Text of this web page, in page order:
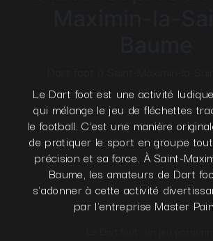
Le Dart foot est une activité
qui mélange le jeu de fléchettes
le football. C'est une manière
de pratiquer le sport en groupe
précision et sa force. À Saint-
Baume, les amateurs de Dart
s'adonner à cette activité
par l'entreprise Master